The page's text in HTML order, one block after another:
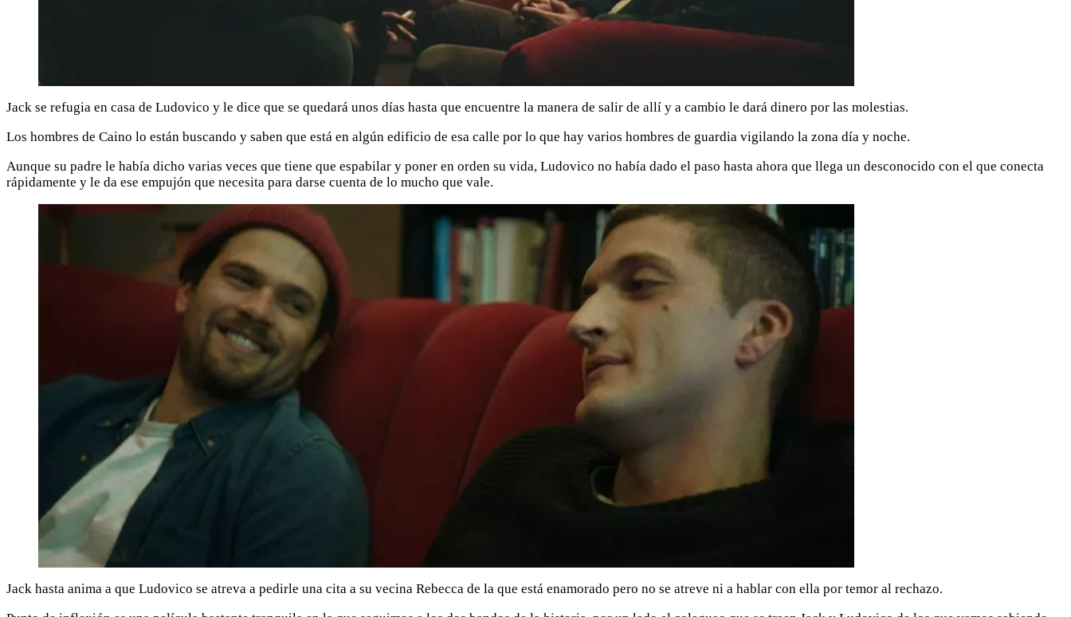
Jack se refugia en casa de Ludovico y le dice que se quedará unos días hasta que encuentre la manera de salir de allí y a cambio le dará dinero por las molestias.
Los hombres de Caino lo están buscando y saben que está en algún edificio de esa calle por lo que hay varios hombres de guardia vigilando la zona día y noche.
Aunque su padre le había dicho varias veces que tiene que espabilar y poner en orden su vida, Ludovico no había dado el paso hasta ahora que llega un desconocido con el que conecta
rápidamente y le da ese empujón que necesita para darse cuenta de lo mucho que vale.
Jack hasta anima a que Ludovico se atreva a pedirle una cita a su vecina Rebecca de la que está enamorado pero no se atreve ni a hablar con ella por temor al rechazo.